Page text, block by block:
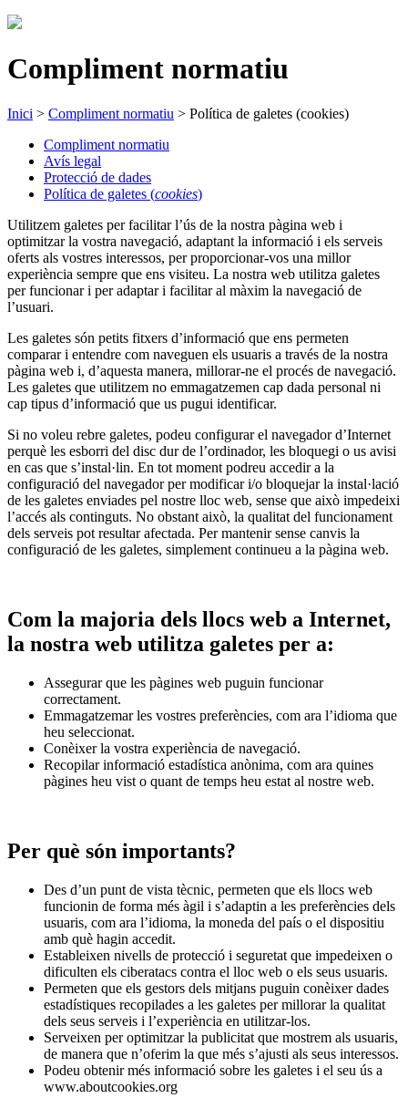
Compliment normatiu
Inici > Compliment normatiu > Política de galetes (cookies)
Compliment normatiu
Avís legal
Protecció de dades
Política de galetes (cookies)
Utilitzem galetes per facilitar l’ús de la nostra pàgina web i
optimitzar la vostra navegació, adaptant la informació i els serveis
oferts als vostres interessos, per proporcionar-vos una millor
experiència sempre que ens visiteu. La nostra web utilitza galetes
per funcionar i per adaptar i facilitar al màxim la navegació de
l’usuari.
Les galetes són petits fitxers d’informació que ens permeten
comparar i entendre com naveguen els usuaris a través de la nostra
pàgina web i, d’aquesta manera, millorar-ne el procés de navegació.
Les galetes que utilitzem no emmagatzemen cap dada personal ni
cap tipus d’informació que us pugui identificar.
Si no voleu rebre galetes, podeu configurar el navegador d’Internet
perquè les esborri del disc dur de l’ordinador, les bloquegi o us avisi
en cas que s’instal·lin. En tot moment podreu accedir a la
configuració del navegador per modificar i/o bloquejar la instal·lació
de les galetes enviades pel nostre lloc web, sense que això impedeixi
l’accés als continguts. No obstant això, la qualitat del funcionament
dels serveis pot resultar afectada. Per mantenir sense canvis la
configuració de les galetes, simplement continueu a la pàgina web.
Com la majoria dels llocs web a Internet,
la nostra web utilitza galetes per a:
Assegurar que les pàgines web puguin funcionar
correctament.
Emmagatzemar les vostres preferències, com ara l’idioma que
heu seleccionat.
Conèixer la vostra experiència de navegació.
Recopilar informació estadística anònima, com ara quines
pàgines heu vist o quant de temps heu estat al nostre web.
Per què són importants?
Des d’un punt de vista tècnic, permeten que els llocs web
funcionin de forma més àgil i s’adaptin a les preferències dels
usuaris, com ara l’idioma, la moneda del país o el dispositiu
amb què hagin accedit.
Estableixen nivells de protecció i seguretat que impedeixen o
dificulten els ciberatacs contra el lloc web o els seus usuaris.
Permeten que els gestors dels mitjans puguin conèixer dades
estadístiques recopilades a les galetes per millorar la qualitat
dels seus serveis i l’experiència en utilitzar-los.
Serveixen per optimitzar la publicitat que mostrem als usuaris,
de manera que n’oferim la que més s’ajusti als seus interessos.
Podeu obtenir més informació sobre les galetes i el seu ús a
www.aboutcookies.org